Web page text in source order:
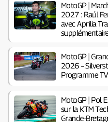
MotoGP |
2027 : Raúl
avec Aprilia
MotoGP |
2026 –
Programme TV
MotoGP | Pol
sur la KTM
Grande-